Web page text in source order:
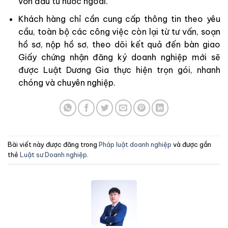
Khách hàng chỉ cần cung cấp thông tin theo yêu
cầu, toàn bộ các công việc còn lại từ tư vấn, soạn
hồ sơ, nộp hồ sơ, theo dõi kết quả đến bàn giao
Giấy chứng nhận đăng ký doanh nghiệp mới sẽ
được Luật Dương Gia thực hiện trọn gói, nhanh
chóng và chuyên nghiệp.
Bài viết này được đăng trong Pháp luật doanh nghiệp và được gắn
thẻ Luật sư Doanh nghiệp